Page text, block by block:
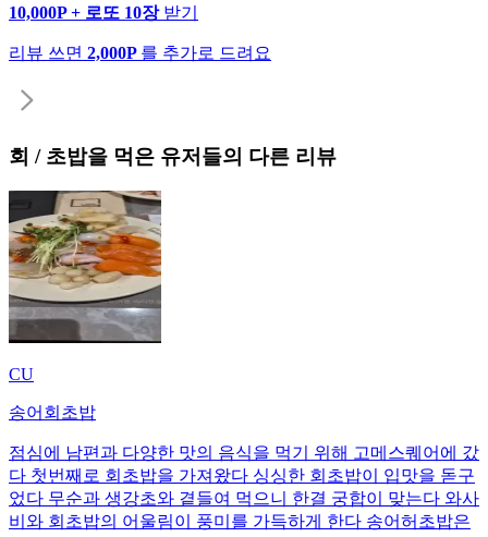
10,000P + 로또 10장 받기
리뷰 쓰면 2,000P 를 추가로 드려요
회 / 초밥을 먹은 유저들의 다른 리뷰
CU
송어회초밥
점심에 남편과 다양한 맛의 음식을 먹기 위해 고메스퀘어에 갔
다 첫번째로 회초밥을 가져왔다 싱싱한 회초밥이 입맛을 돋구
었다 무순과 생강초와 곁들여 먹으니 한결 궁합이 맞는다 와사
비와 회초밥의 어울림이 풍미를 가득하게 한다 송어허초밥은